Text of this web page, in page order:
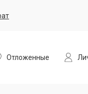
Отложенные